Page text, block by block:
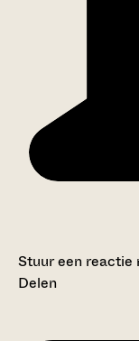
Stuur een reactie
Delen